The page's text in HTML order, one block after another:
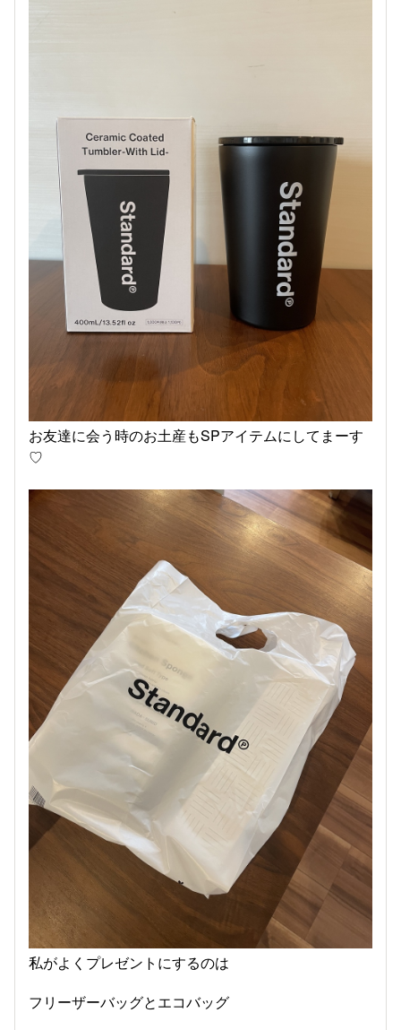
お友達に会う時のお土産もSPアイテムにしてまーす
♡
私がよくプレゼントにするのは
フリーザーバッグとエコバッグ